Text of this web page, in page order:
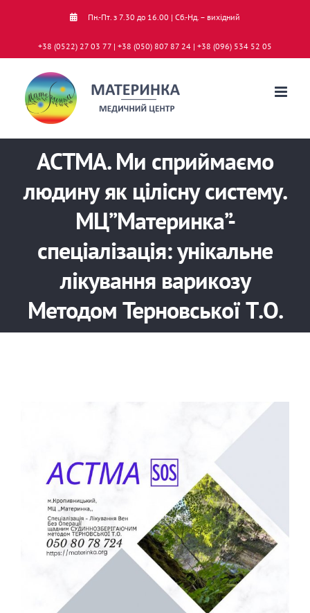
Пн.-Пт. з 7.30 до 16.00 | Сб.-Нд. – вихідний
+38 (0522) 27 03 77 | +38 (050) 807 87 24 | +38 (096) 534 52 05
АСТМА. Ми сприймаємо
людину як цілісну систему.
МЦ”Материнка”-
спеціалізація: унікальне
лікування варикозу
Методом Терновської Т.О.